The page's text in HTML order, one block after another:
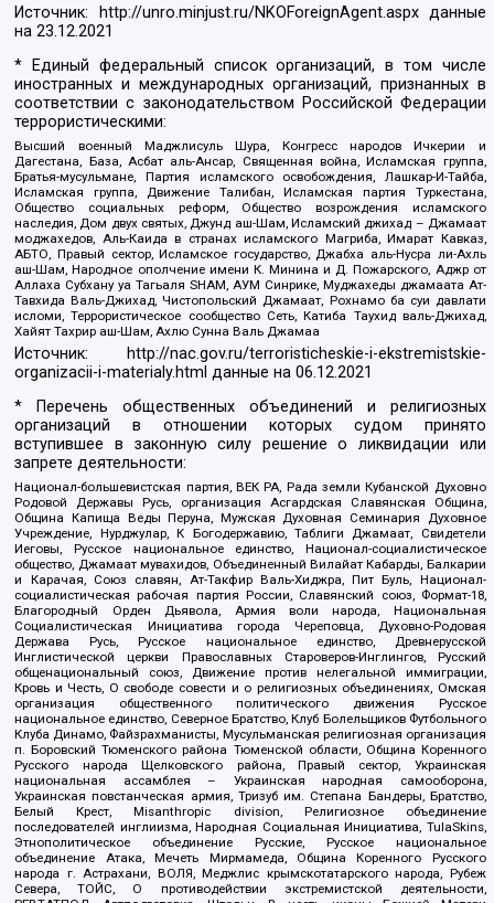
Источник: http://unro.minjust.ru/NKOForeignAgent.aspxданные
на23.12.2021
* Единый федеральный список организаций, в том числе
иностранных и международных организаций, признанных в
соответствии с законодательством Российской Федерации
террористическими:
Высший военный Маджлисуль Шура, Конгресс народов Ичкерии и
Дагестана, База, Асбат аль-Ансар, Священная война, Исламская группа,
Братья-мусульмане, Партия исламского освобождения, Лашкар-И-Тайба,
Исламская группа, Движение Талибан, Исламская партия Туркестана,
Общество социальных реформ, Общество возрождения исламского
наследия, Дом двух святых, Джунд аш-Шам, Исламский джихад – Джамаат
моджахедов, Аль-Каида в странах исламского Магриба, Имарат Кавказ,
АБТО, Правый сектор, Исламское государство, Джабха аль-Нусра ли-Ахль
аш-Шам, Народное ополчение имени К. Минина и Д. Пожарского, Аджр от
Аллаха Субхану уа Тагьаля SHAM, АУМ Синрике, Муджахеды джамаата Ат-
Тавхида Валь-Джихад, Чистопольский Джамаат, Рохнамо ба суи давлати
исломи, Террористическое сообщество Сеть, Катиба Таухид валь-Джихад,
Хайят Тахрир аш-Шам, Ахлю Сунна Валь Джамаа
Источник:
http://nac.gov.ru/terroristicheskie-i-ekstremistskie-
organizacii-i-materialy.html данные на06.12.2021
* Перечень общественных объединений и религиозных
организаций в отношении которых судом принято
вступившее в законную силу решение о ликвидации или
запрете деятельности:
Национал-большевистская партия, ВЕК РА, Рада земли Кубанской Духовно
Родовой Державы Русь, организация Асгардская Славянская Община,
Община Капища Веды Перуна, Мужская Духовная Семинария Духовное
Учреждение, Нурджулар, К Богодержавию, Таблиги Джамаат, Свидетели
Иеговы, Русское национальное единство, Национал-социалистическое
общество, Джамаат мувахидов, Объединенный Вилайат Кабарды, Балкарии
и Карачая, Союз славян, Ат-Такфир Валь-Хиджра, Пит Буль, Национал-
социалистическая рабочая партия России, Славянский союз, Формат-18,
Благородный Орден Дьявола, Армия воли народа, Национальная
Социалистическая Инициатива города Череповца, Духовно-Родовая
Держава Русь, Русское национальное единство, Древнерусской
Инглистической церкви Православных Староверов-Инглингов, Русский
общенациональный союз, Движение против нелегальной иммиграции,
Кровь и Честь, О свободе совести и о религиозных объединениях, Омская
организация общественного политического движения Русское
национальное единство, Северное Братство, Клуб Болельщиков Футбольного
Клуба Динамо, Файзрахманисты, Мусульманская религиозная организация
п. Боровский Тюменского района Тюменской области, Община Коренного
Русского народа Щелковского района, Правый сектор, Украинская
национальная ассамблея – Украинская народная самооборона,
Украинская повстанческая армия, Тризуб им. Степана Бандеры, Братство,
Белый Крест, Misanthropic division, Религиозное объединение
последователей инглиизма, Народная Социальная Инициатива, TulaSkins,
Этнополитическое объединение Русские, Русское национальное
объединение Атака, Мечеть Мирмамеда, Община Коренного Русского
народа г. Астрахани, ВОЛЯ, Меджлис крымскотатарского народа, Рубеж
Севера, ТОЙС, О противодействии экстремистской деятельности,